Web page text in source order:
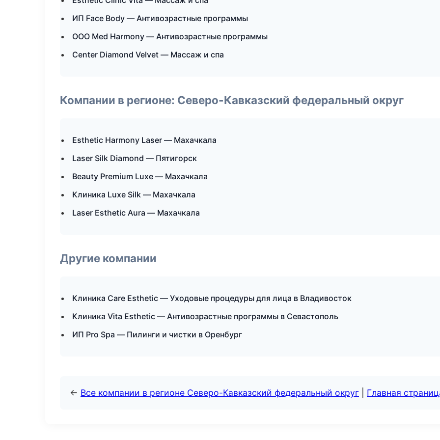
ИП Face Body — Антивозрастные программы
ООО Med Harmony — Антивозрастные программы
Center Diamond Velvet — Массаж и спа
Компании в регионе: Северо-Кавказский федеральный округ
Esthetic Harmony Laser — Махачкала
Laser Silk Diamond — Пятигорск
Beauty Premium Luxe — Махачкала
Клиника Luxe Silk — Махачкала
Laser Esthetic Aura — Махачкала
Другие компании
Клиника Care Esthetic — Уходовые процедуры для лица в Владивосток
Клиника Vita Esthetic — Антивозрастные программы в Севастополь
ИП Pro Spa — Пилинги и чистки в Оренбург
← Все компании в регионе Северо-Кавказский федеральный округ Главная